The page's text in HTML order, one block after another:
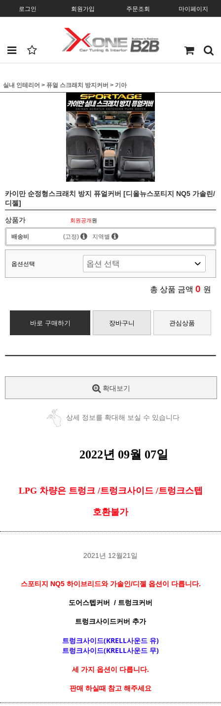
로그인 회원가입 주문조회 마이페이지
실내 인테리어 > 퓨얼 스크래치 방지커버 > 기아
카이만 순정형스크래치 방지 퓨얼커버 [디올뉴스포티지 NQ5 가솔린/
디젤]
상품가 회원공개원
배송비 (고정) 지역별
옵션선택
총 상품 금액 0 원
바로 구매하기 장바구니 관심상품
확대보기
상세 정보를 확대해 보실 수 있습니다
2022년 09월 07일
LPG 차량은 트렁크 /트렁크사이드 /트렁크스텝
호환불가
2021년 12월21일
스포티지 NQ5 하이브리드와가솔인/디젤 옵션이 다릅니다.
도어스텝커버 / 트렁크커버
트렁크사이드커버 추가
트렁크사이드(KRELL사운드 유)
트렁크사이드(KRELL사운드 무)
세 가지 옵션이 다릅니다.
판매 하실때 참고 해주세요